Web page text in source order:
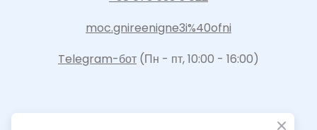
moc.gnireenigne3i%40ofni
Telegram-бот (Пн - пт, 10:00 - 16:00)